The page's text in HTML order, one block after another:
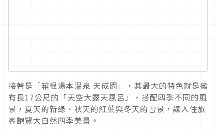
接著是「箱根湯本温泉 天成園」，其最大的特色就是擁
有長17公尺的「天空大露天風呂」，搭配四季不同的風
景，夏天的新綠、秋天的紅葉與冬天的雪景，讓入住旅
客飽覽大自然四季美景。